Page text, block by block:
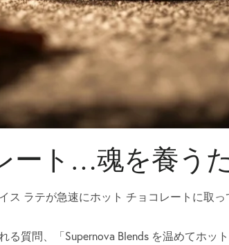
ート…魂を養う
ス ラテが急速にホット チョコレートに取っ
質問、「Supernova Blends を温めてホッ